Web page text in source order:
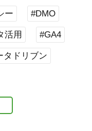
ー #DMO
活用 #GA4
タドリブン